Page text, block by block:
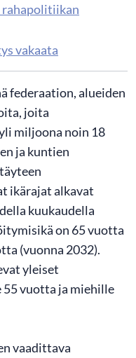
vakaata
federaation, alueiden
joita
miljoona noin 18
ja kuntien
ikärajat alkavat
kuukaudella
on 65 vuotta
(vuonna 2032).
yleiset
vuotta ja miehille
vaadittava